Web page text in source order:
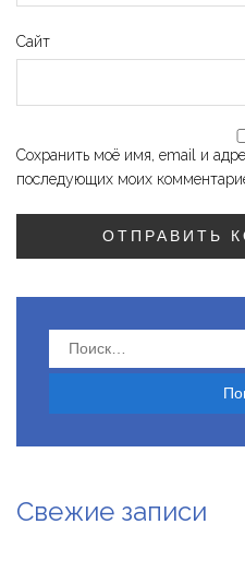
Сайт
Сохранить моё имя, email и
последующих моих
Найти:
Свежие записи